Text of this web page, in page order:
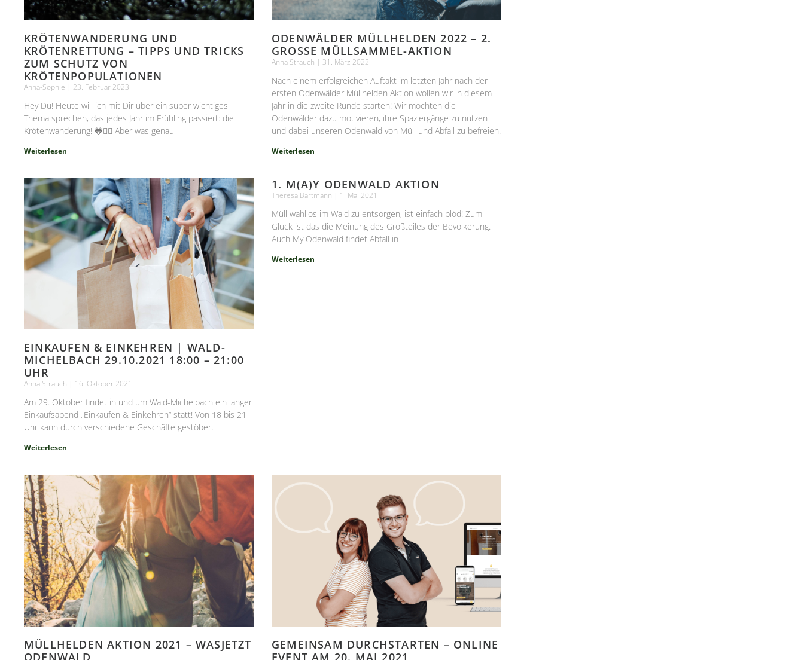
KRÖTENWANDERUNG UND
KRÖTENRETTUNG – TIPPS UND TRICKS
ZUM SCHUTZ VON
KRÖTENPOPULATIONEN
Anna-Sophie 23. Februar 2023
Hey Du! Heute will ich mit Dir über ein super wichtiges
Thema sprechen, das jedes Jahr im Frühling passiert: die
Krötenwanderung! 🐸🚶‍♂️ Aber was genau
Weiterlesen
ODENWÄLDER MÜLLHELDEN 2022 – 2.
GROSSE MÜLLSAMMEL-AKTION
Anna Strauch 31. März 2022
Nach einem erfolgreichen Auftakt im letzten Jahr nach der
ersten Odenwälder Müllhelden Aktion wollen wir in diesem
Jahr in die zweite Runde starten! Wir möchten die
Odenwälder dazu motivieren, ihre Spaziergänge zu nutzen
und dabei unseren Odenwald von Müll und Abfall zu befreien.
Weiterlesen
EINKAUFEN & EINKEHREN | WALD-
MICHELBACH 29.10.2021 18:00 – 21:00
UHR
Anna Strauch 16. Oktober 2021
Am 29. Oktober findet in und um Wald-Michelbach ein langer
Einkaufsabend „Einkaufen & Einkehren“ statt! Von 18 bis 21
Uhr kann durch verschiedene Geschäfte gestöbert
Weiterlesen
1. M(A)Y ODENWALD AKTION
Theresa Bartmann 1. Mai 2021
Müll wahllos im Wald zu entsorgen, ist einfach blöd! Zum
Glück ist das die Meinung des Großteiles der Bevölkerung.
Auch My Odenwald findet Abfall in
Weiterlesen
MÜLLHELDEN AKTION 2021 – WASJETZT
ODENWALD
GEMEINSAM DURCHSTARTEN – ONLINE
EVENT AM 20. MAI 2021